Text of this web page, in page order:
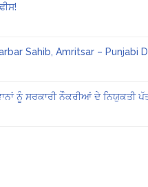
Sahib, Amritsar – Punjabi
ਨੂੰ ਸਰਕਾਰੀ ਨੌਕਰੀਆਂ ਦੇ ਨਿਯੁਕਤੀ